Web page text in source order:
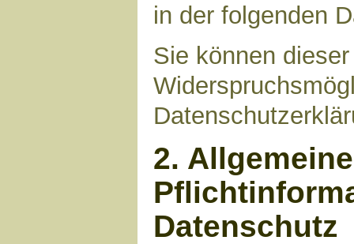
in der folgenden
Sie können
2.
Datenschutz